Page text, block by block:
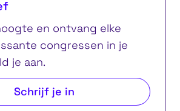
en ontvang elke
congressen in je
je aan.
Schrijf je in